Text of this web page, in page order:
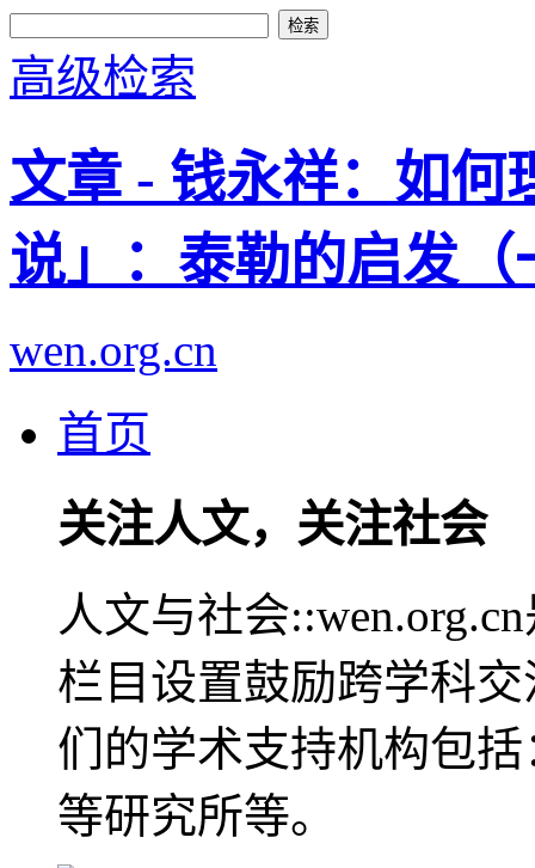
高级检索
文章 - 钱永祥：如何
说」：泰勒的启发（
wen.org.cn
首页
关注人文，关注社会
人文与社会
栏目设置鼓励跨学科
们的学术支持机构包
等研究所等。